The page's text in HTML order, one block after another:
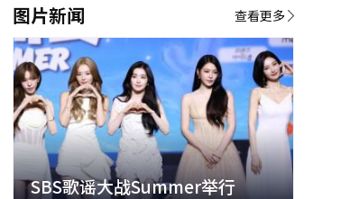
图片新闻
SBS歌谣大战Summer举行
查看更多